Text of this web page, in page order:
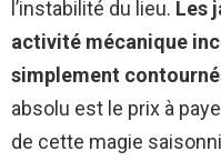
l’instabilité du lieu. Les
activité mécanique
simplement
absolu est le prix à
de cette magie